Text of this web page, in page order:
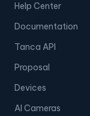
Help Center
Documentation
Tanca API
Proposal
Devices
AI Cameras